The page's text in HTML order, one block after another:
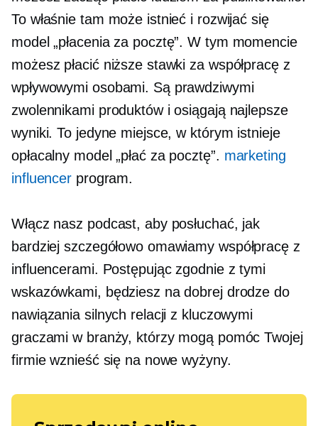
To właśnie tam może istnieć i rozwijać się
model „płacenia za pocztę”. W tym momencie
możesz płacić niższe stawki za współpracę z
wpływowymi osobami. Są prawdziwymi
zwolennikami produktów i osiągają najlepsze
wyniki. To jedyne miejsce, w którym istnieje
opłacalny model „płać za pocztę”. marketing
influencer program.
Włącz nasz podcast, aby posłuchać, jak
bardziej szczegółowo omawiamy współpracę z
influencerami. Postępując zgodnie z tymi
wskazówkami, będziesz na dobrej drodze do
nawiązania silnych relacji z kluczowymi
graczami w branży, którzy mogą pomóc Twojej
firmie wznieść się na nowe wyżyny.